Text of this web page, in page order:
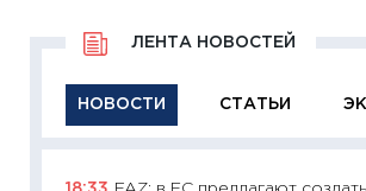
НОВОСТИ СТАТЬИ
ЛЕНТА НОВОСТЕЙ